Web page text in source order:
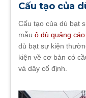
Cấu tạo của
Cấu tạo của dù bạt
mẫu ô dù quảng cáo
dù bạt sự kiện
kiện về cơ bản có
và dây cố định.